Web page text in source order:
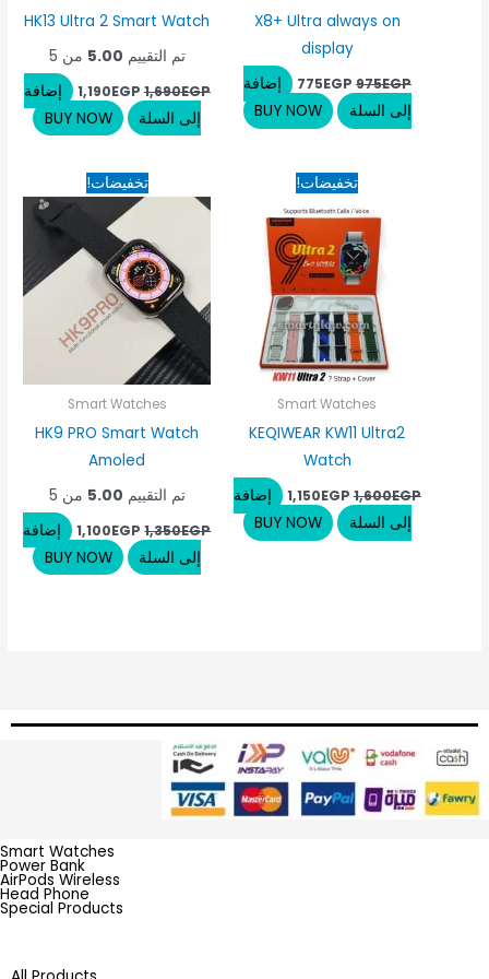
X8+ Ultra always on
display
975EGP
775EGP
إضافة
إلى السلة
BUY NOW
HK13 Ultra 2 Smart Watch
تم التقييم 5.00 من 5
1,690EGP
1,190EGP
إضافة
إلى السلة
BUY NOW
تخفيضات!
Smart Watches
KEQIWEAR KW11 Ultra2
Watch
1,600EGP
السعر
الأصلي
هو:
1,600EGP.
1,150EGP
هو:
1,150EGP.
إضافة
إلى السلة
BUY NOW
تخفيضات!
Smart Watches
HK9 PRO Smart Watch
Amoled
تم التقييم 5.00 من 5
1,350EGP
السعر
الأصلي
هو:
1,350EGP.
1,100EGP
الحالي
هو:
1,100EGP.
إضافة
إلى السلة
BUY NOW
Smart Watches
Power Bank
AirPods Wireless
Head Phone
Special Products